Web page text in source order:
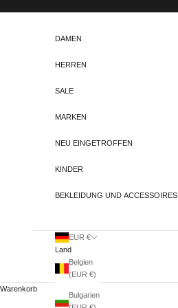
DAMEN
HERREN
SALE
MARKEN
NEU EINGETROFFEN
KINDER
BEKLEIDUNG UND ACCESSOIRES
EUR €
Land
Belgien
(EUR €)
Bulgarien
Warenkorb